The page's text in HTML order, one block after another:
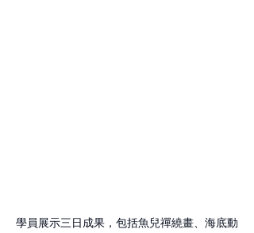
學員展示三日成果，包括魚兒禪繞畫、海底動